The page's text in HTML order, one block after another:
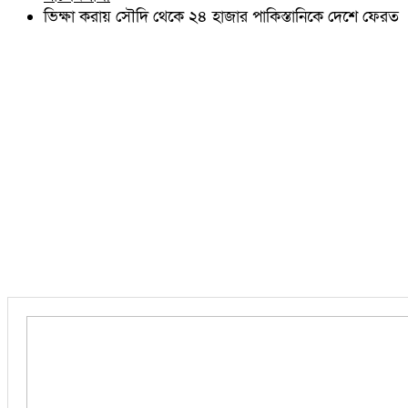
নাঙ্গলকোট
ভিক্ষা করায় সৌদি থেকে ২৪ হাজার পাকিস্তানিকে দেশে ফেরত